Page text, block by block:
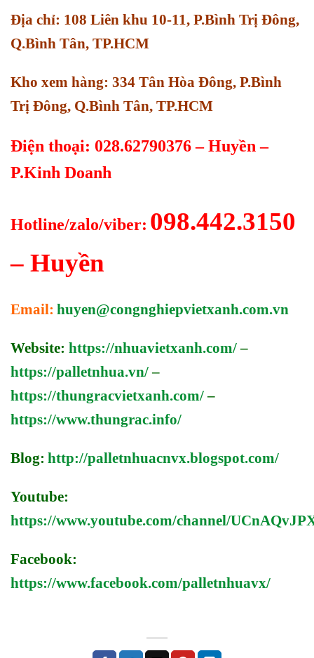
Địa chỉ: 108 Liên khu 10-11, P.Bình Trị Đông,
Q.Bình Tân, TP.HCM
Kho xem hàng: 334 Tân Hòa Đông, P.Bình
Trị Đông, Q.Bình Tân, TP.HCM
Điện thoại: 028.62790376 – Huyền –
P.Kinh Doanh
Hotline/zalo/viber: 098.442.3150
– Huyền
Email: huyen@congnghiepvietxanh.com.vn
Website: https://nhuavietxanh.com/–
https://palletnhua.vn/–
https://thungracvietxanh.com/–
https://www.thungrac.info/
Blog: http://palletnhuacnvx.blogspot.com/
Youtube:
https://www.youtube.com/channel/
Facebook:
https://www.facebook.com/palletnhuavx/